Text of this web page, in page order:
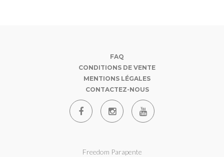
FAQ
CONDITIONS DE VENTE
MENTIONS LÉGALES
CONTACTEZ-NOUS
Freedom Parapente